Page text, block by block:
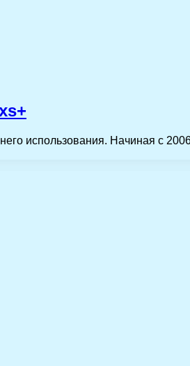
использования. Начиная с